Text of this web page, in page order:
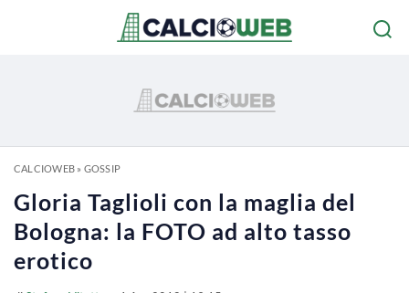
CALCIOWEB» GOSSIP
Gloria Taglioli con la maglia del
Bologna: la FOTO ad alto tasso
erotico